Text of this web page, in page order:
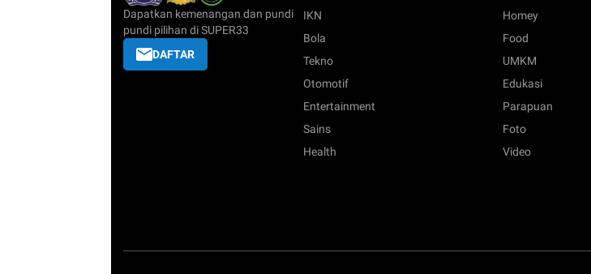
Dapatkan kemenangan dan pundi
pundi pilihan di SUPER33
DAFTAR
IKN
Bola
Tekno
Otomotif
Entertainment
Sains
Health
Homey
Food
UMKM
Edukasi
Parapuan
Foto
Video